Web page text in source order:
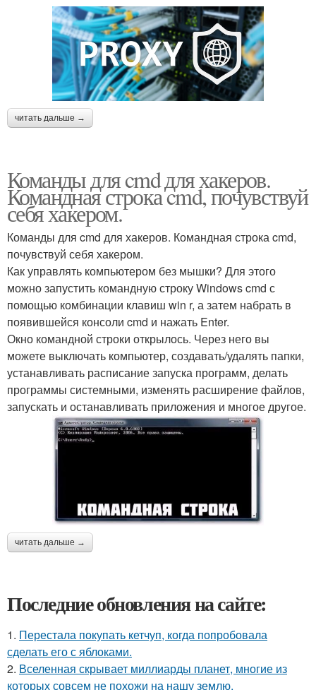
читать дальше →
Команды для cmd для хакеров.
Командная строка cmd, почувствуй
себя хакером.
Команды для cmd для хакеров. Командная строка cmd,
почувствуй себя хакером.
Как управлять компьютером без мышки? Для этого
можно запустить командную строку Windows cmd с
помощью комбинации клавиш win r, а затем набрать в
появившейся консоли cmd и нажать Enter.
Окно командной строки открылось. Через него вы
можете выключать компьютер, создавать/удалять папки,
устанавливать расписание запуска программ, делать
программы системными, изменять расширение файлов,
запускать и останавливать приложения и многое другое.
читать дальше →
Последние обновления на сайте:
1. Перестала покупать кетчуп, когда попробовала
сделать его с яблоками.
2. Вселенная скрывает миллиарды планет, многие из
которых совсем не похожи на нашу землю.